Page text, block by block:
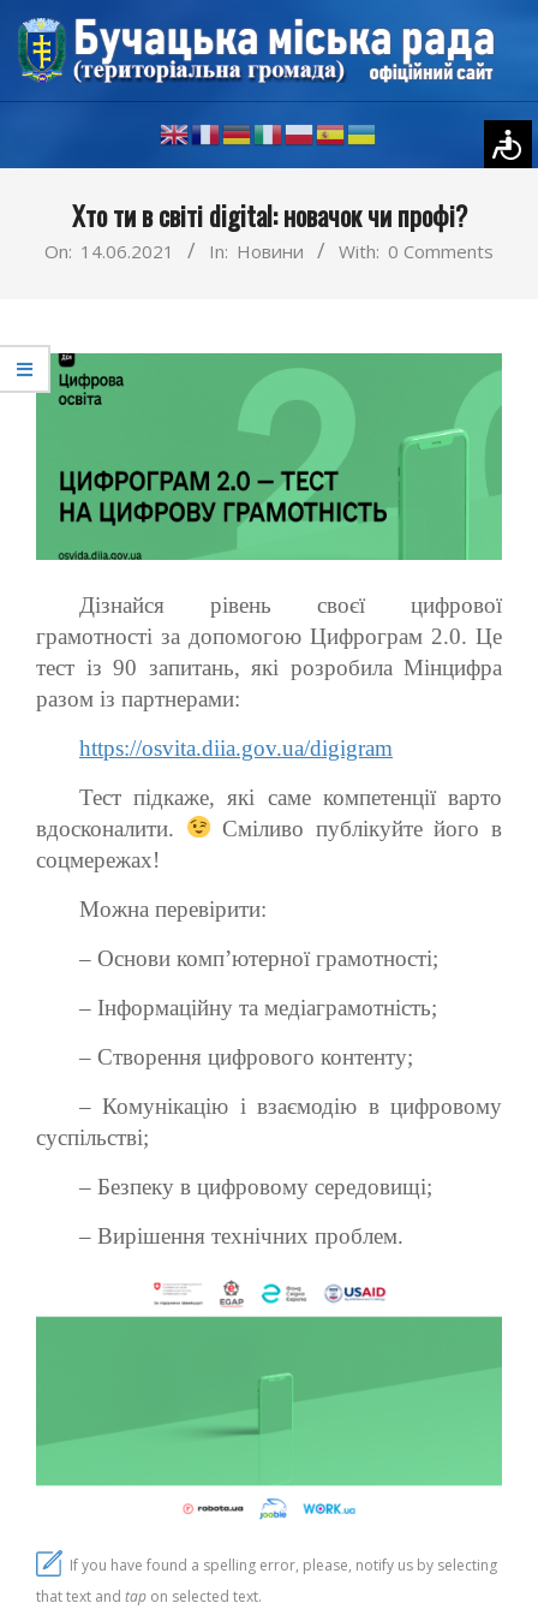
Skip
content
NavigationХто ти в світі digital: новачок чи профі?
On: 14.06.2021 In: Новини With: 0 Comments
Дізнайся рівень своєї цифрової
грамотності за допомогою Цифрограм 2.0. Це
тест із 90 запитань, які розробила Мінцифра
разом із партнерами:
https://osvita.diia.gov.ua/digigram
Тест підкаже, які саме компетенції варто
вдосконалити.
Сміливо публікуйте його в
соцмережах!
Можна перевірити:
– Основи комп’ютерної грамотності;
– Інформаційну та медіаграмотність;
– Створення цифрового контенту;
– Комунікацію і взаємодію в цифровому
суспільстві;
– Безпеку в цифровому середовищі;
– Вирішення технічних проблем.
If you have found a spelling error, please, notify us by selecting
that text and tap on selected text.